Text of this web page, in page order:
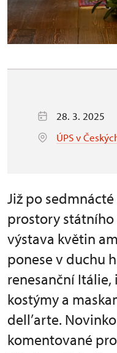
28. 3. 2025
ÚPS v
Již po
prostory
výstava květin
ponese v duchu
renesanční
kostýmy a
dell’arte.
komentované